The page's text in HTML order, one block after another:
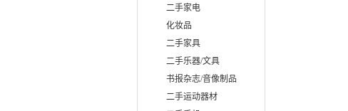
二手家电
化妆品
二手家具
二手乐器/文具
书报杂志/音像制品
二手运动器材